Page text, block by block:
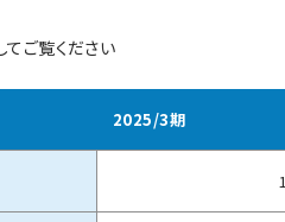
ご覧ください
2025/3期